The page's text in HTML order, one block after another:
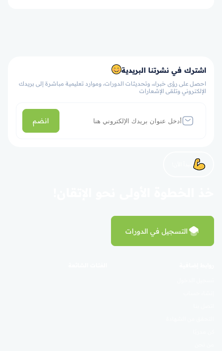
اشترك في نشرتنا البريدية
احصل على رؤى خبراء، وتحديثات الدورات، وموارد تعليمية مباشرة إلى بريدك
الإلكتروني وتلقى الإشعارات
انضم
التسجيل في الدورات